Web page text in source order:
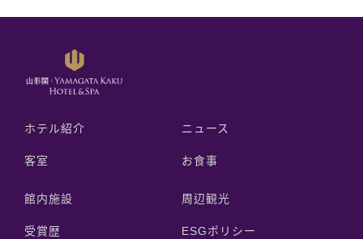
ホテル紹介 ニュース
客室 お食事
館内施設 周辺観光
受賞歴 ESGポリシー